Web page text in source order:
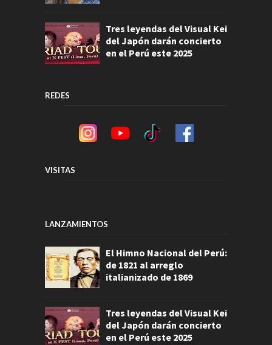
Tres leyendas del Visual Kei
del Japón darán concierto
en el Perú este 2025
REDES
VISITAS
LANZAMIENTOS
El Himno Nacional del Perú:
de 1821 al arreglo
italianizado de 1869
Tres leyendas del Visual Kei
del Japón darán concierto
en el Perú este 2025